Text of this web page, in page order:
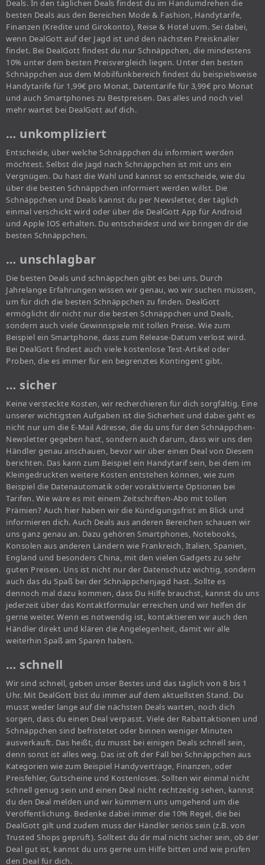
Deals. In den täglichen Deals findest du im Handumdrehen die
besten Deals aus den Bereichen Mode & Fashion, Handytarife,
Finanzen (Kredite und Girokonto), Reise & Hotel uvm. Sei dabei,
wenn DealGott auf der Jagd ist und den nächsten Preisknaller
findet. Bei DealGott findest du nur Schnäppchen, die mindestens
10% unter dem besten Preisvergleich liegen. Unter den besten
Schnäppchen aus dem Mobilfunkbereich findest du beispielsweise
Handytarife für 1,99€ pro Monat, Datentarife für 3,99€ pro Monat
und auch Smartphones zu Bestpreisen. Das alles und noch viel
mehr wartet bei DealGott auf dich.
… unkompliziert
Entscheide, über welche Schnäppchen du informiert werden
möchtest. Selbst die Jagd nach Schnäppchen ist mit uns ein
Vergnügen. Du hast die Wahl und kannst so entscheide, wie du
über die besten Schnäppchen informiert werden willst. Die
Schnäppchen und Deals kannst du per Newsletter, der täglich
einmal verschickt wird oder über die DealGott App für Android
und Apple IOS erhalten. Du entscheidest und wir bringen dir die
besten Schnäppchen.
… unschlagbar
Die besten Deals und schnäppchen gibt es bei uns. Durch
Jahrelange Erfahrungen wissen wir genau, wo wir suchen müssen,
um für dich die besten Schnäppchen zu finden. DealGott
ermöglicht dir nicht nur die besten Schnäppchen und Deals,
sondern auch viele Gewinnspiele mit tollen Preise. Wie zum
Beispiel ein Smartphone, dass zum Release-Datum verlost wird.
Bei DealGott findest auch viele kostenlose Test-Artikel oder
Proben, die es immer für ein begrenztes Kontingent gibt.
… sicher
Keine versteckte Kosten, wir recherchieren für dich sorgfältig. Eine
unserer wichtigsten Aufgaben ist die Sicherheit und dabei geht es
nicht nur um die E-Mail Adresse, die du uns für den Schnäppchen-
Newsletter gegeben hast, sondern auch darum, dass wir uns den
Händler genau anschauen, bevor wir über einen Deal von Diesem
berichten. Das kann zum Beispiel ein Handytarif sein, bei dem im
Kleingedruckten weitere Kosten entstehen können, wie zum
Beispiel die Datenautomatik oder voraktivierte Optionen bei
Tarifen. Wie wäre es mit einem Zeitschriften-Abo mit tollen
Prämien? Auch hier haben wir die Kündigungsfrist im Blick und
informieren dich. Auch Deals aus anderen Bereichen schauen wir
uns ganz genau an. Dazu gehören Smartphones, Notebooks,
Konsolen aus anderen Ländern wie Frankreich, Italien, Spanien,
England und besonders China, mit den vielen Gadgets zu sehr
guten Preisen. Uns ist nicht nur der Datenschutz wichtig, sondern
auch das du Spaß bei der Schnäppchenjagd hast. Sollte es
dennoch mal dazu kommen, dass Du Hilfe brauchst, kannst du uns
jederzeit über das Kontaktformular erreichen und wir helfen dir
gerne weiter. Wenn es notwendig ist, kontaktieren wir auch den
Händler direkt und klären die Angelegenheit, damit wir alle
weiterhin Spaß am Sparen haben.
… schnell
Wir sind schnell, geben unser Bestes und das täglich von 8 bis 1
Uhr. Mit DealGott bist du immer auf dem aktuellsten Stand. Du
musst weder lange auf die nächsten Deals warten, noch dich
sorgen, dass du einen Deal verpasst. Viele der Rabattaktionen und
Schnäppchen sind befristetet oder binnen weniger Minuten
ausverkauft. Das heißt, du musst bei einigen Deals schnell sein,
denn sonst ist alles weg. Das ist oft der Fall bei Schnäppchen aus
Kategorien wie zum Beispiel Handyverträge, Finanzen, oder
Preisfehler, Gutscheine und Kostenloses. Sollten wir einmal nicht
schnell genug sein und einen Deal nicht rechtzeitig sehen, kannst
du den Deal melden und wir kümmern uns umgehend um die
Veröffentlichung. Bedenke dabei immer die 10% Regel, die bei
DealGott gilt und zudem muss der Händler seriös sein (z.B. von
Trusted Shops geprüft). Solltest du dir mal nicht sicher sein, ob der
Deal gut ist, kannst du uns gerne um Hilfe bitten und wie prüfen
den Deal für dich.